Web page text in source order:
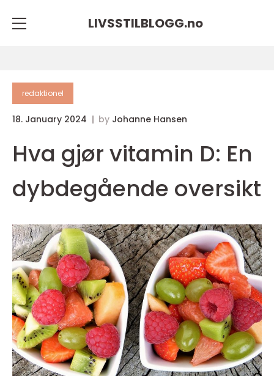
LIVSSTILBLOGG.no
redaktionel
18. January 2024 by Johanne Hansen
Hva gjør vitamin D: En
dybdegående oversikt